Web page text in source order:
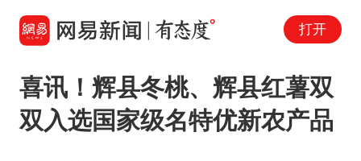
打开
喜讯！辉县冬桃、辉县红薯双
双入选国家级名特优新农产品